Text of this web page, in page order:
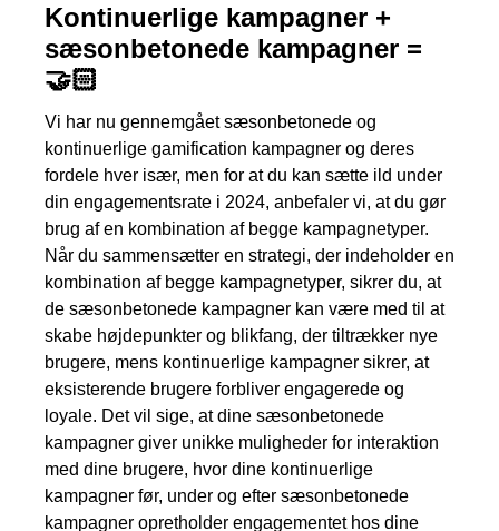
Kontinuerlige kampagner +
sæsonbetonede kampagner =
🤝🏻
Vi har nu gennemgået sæsonbetonede og
kontinuerlige gamification kampagner og deres
fordele hver især, men for at du kan sætte ild under
din engagementsrate i 2024, anbefaler vi, at du gør
brug af en kombination af begge kampagnetyper.
Når du sammensætter en strategi, der indeholder en
kombination af begge kampagnetyper, sikrer du, at
de sæsonbetonede kampagner kan være med til at
skabe højdepunkter og blikfang, der tiltrækker nye
brugere, mens kontinuerlige kampagner sikrer, at
eksisterende brugere forbliver engagerede og
loyale. Det vil sige, at dine sæsonbetonede
kampagner giver unikke muligheder for interaktion
med dine brugere, hvor dine kontinuerlige
kampagner før, under og efter sæsonbetonede
kampagner opretholder engagementet hos dine